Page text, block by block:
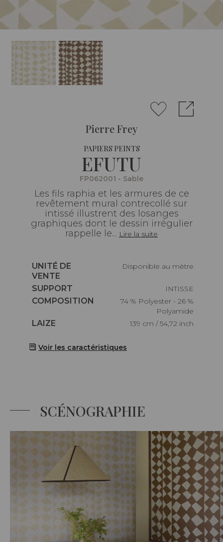
Pierre Frey
PAPIERS PEINTS
EFUTU
FP062001 - Sable
Les fils raphia et les armures de ce
revêtement mural contrecollé sur
intissé illustrent des losanges
graphiques dont le dessin irrégulier
rappelle le... Lire la suite
Caractéristiques
UNITÉ DE
VENTE
Disponible au mètre
Caractéristiques
SUPPORT
INTISSE
Caractéristiques
COMPOSITION
74 % Polyester - 26 %
Polyamide
Caractéristiques
LAIZE 139 cm / 54,72 inch
Voir les caractéristiques
SCÉNOGRAPHIE